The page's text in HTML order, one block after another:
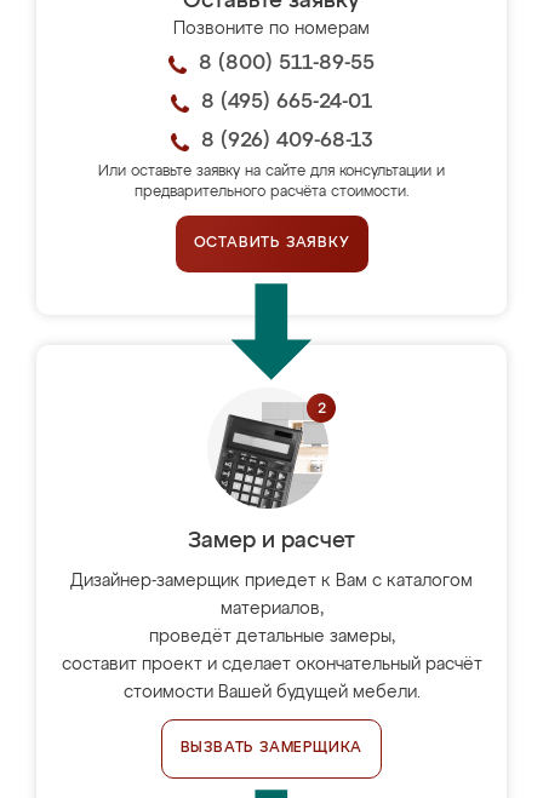
Позвоните по номерам
8 (800) 511-89-55
8 (495) 665-24-01
8 (926) 409-68-13
Или оставьте заявку на сайте для консультации и
предварительного расчёта стоимости.
ОСТАВИТЬ ЗАЯВКУ
Замер и расчет
Дизайнер-замерщик приедет к Вам с каталогом
материалов,
проведёт детальные замеры,
составит проект и сделает окончательный расчёт
стоимости Вашей будущей мебели.
ВЫЗВАТЬ ЗАМЕРЩИКА